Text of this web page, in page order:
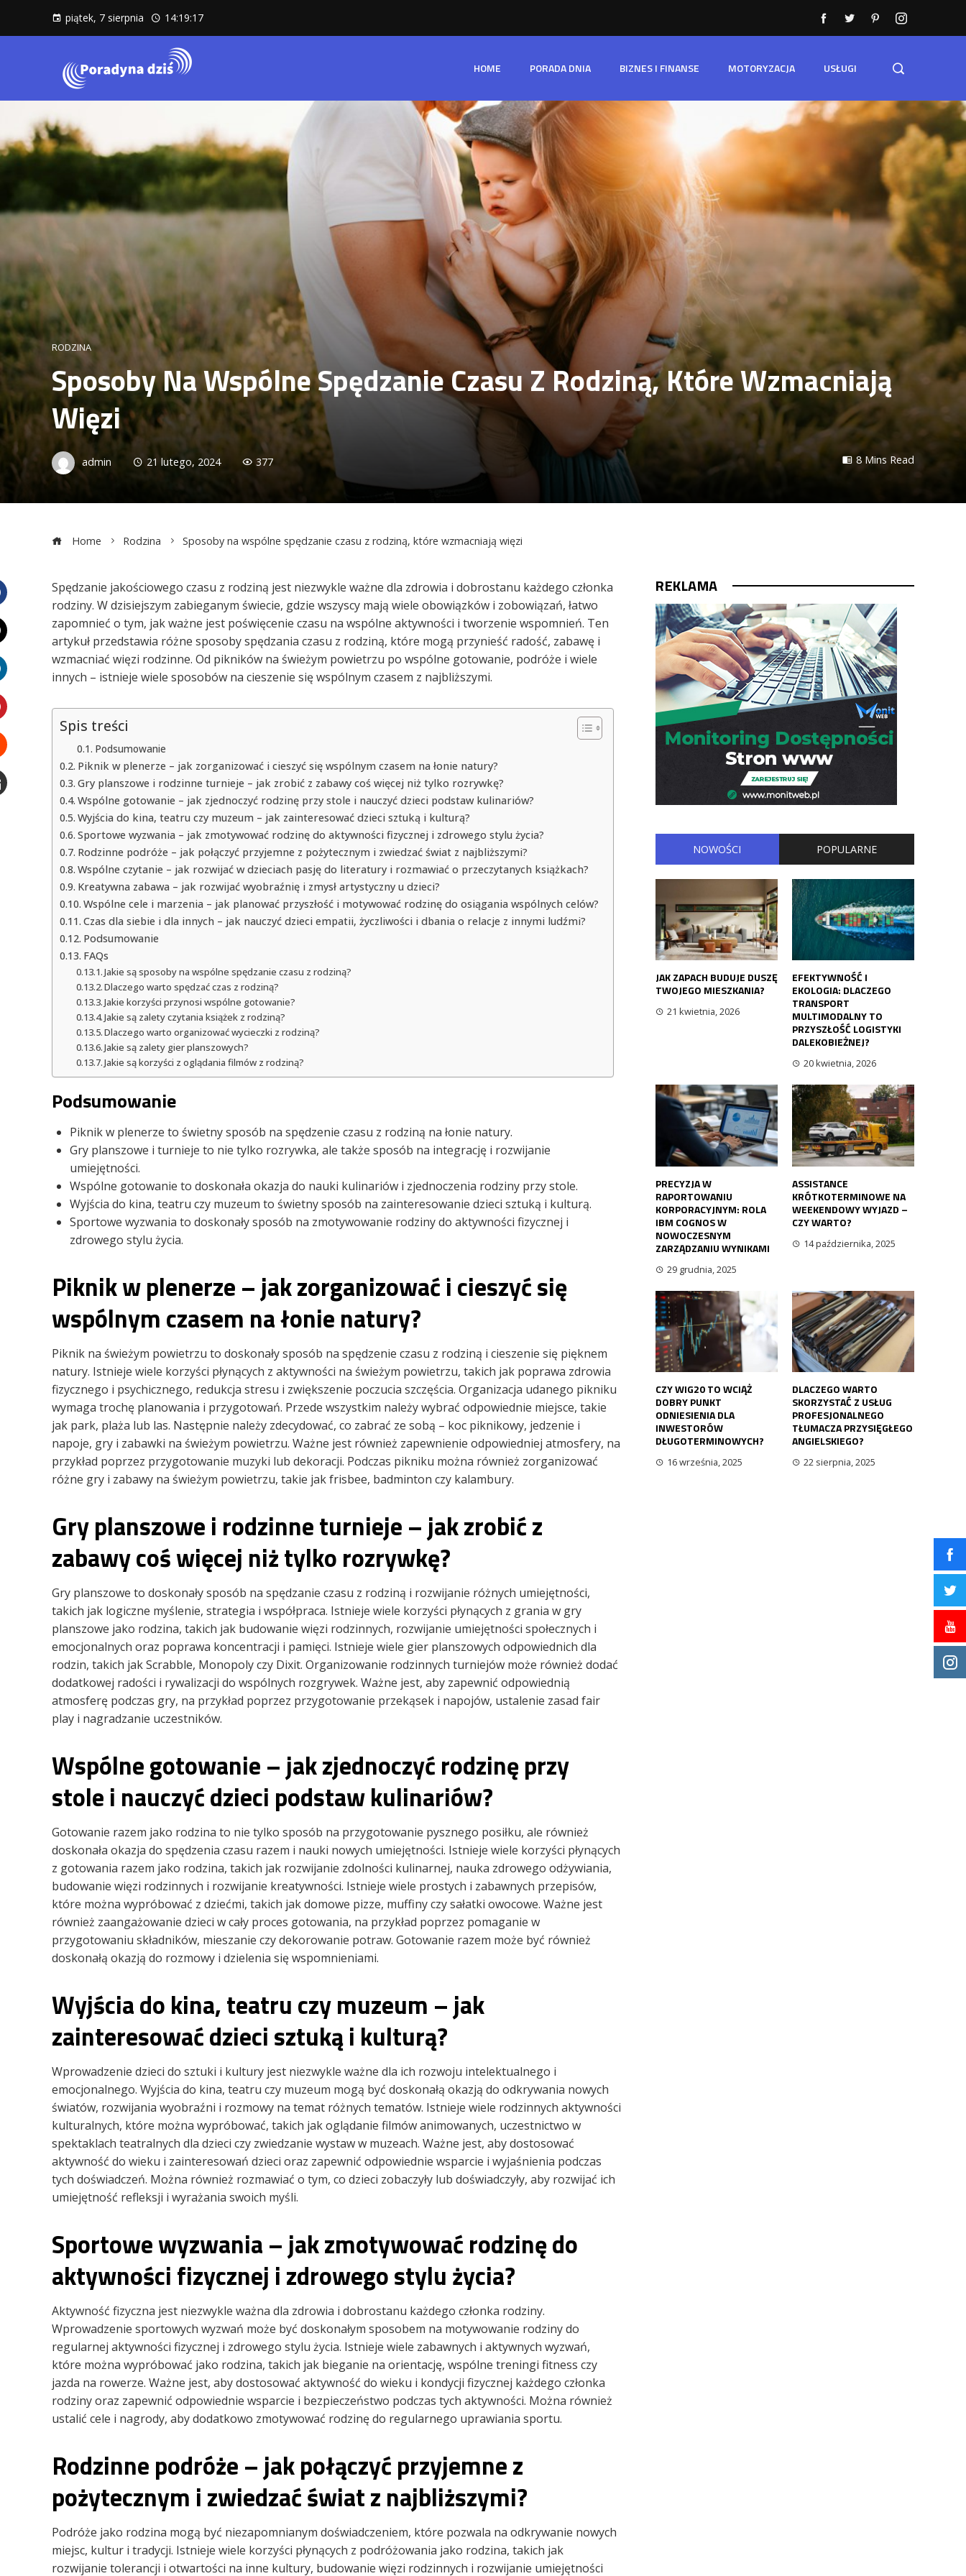
piątek, 7 sierpnia 14:19:19
HOME PORADA DNIA BIZNES I FINANSE MOTORYZACJA USŁUGI
RODZINA
Sposoby Na Wspólne Spędzanie Czasu Z Rodziną, Które Wzmacniają
Więzi
admin 21 lutego, 2024 377 8 Mins Read
Home Rodzina Sposoby na wspólne spędzanie czasu z rodziną, które wzmacniają więzi
Spędzanie jakościowego czasu z rodziną jest niezwykle ważne dla zdrowia i dobrostanu każdego członka
rodziny. W dzisiejszym zabieganym świecie, gdzie wszyscy mają wiele obowiązków i zobowiązań, łatwo
zapomnieć o tym, jak ważne jest poświęcenie czasu na wspólne aktywności i tworzenie wspomnień. Ten
artykuł przedstawia różne sposoby spędzania czasu z rodziną, które mogą przynieść radość, zabawę i
wzmacniać więzi rodzinne. Od pikników na świeżym powietrzu po wspólne gotowanie, podróże i wiele
innych – istnieje wiele sposobów na cieszenie się wspólnym czasem z najbliższymi.
Spis treści
Podsumowanie
Piknik w plenerze – jak zorganizować i cieszyć się wspólnym czasem na łonie natury?
Gry planszowe i rodzinne turnieje – jak zrobić z zabawy coś więcej niż tylko rozrywkę?
Wspólne gotowanie – jak zjednoczyć rodzinę przy stole i nauczyć dzieci podstaw kulinariów?
Wyjścia do kina, teatru czy muzeum – jak zainteresować dzieci sztuką i kulturą?
Sportowe wyzwania – jak zmotywować rodzinę do aktywności fizycznej i zdrowego stylu życia?
Rodzinne podróże – jak połączyć przyjemne z pożytecznym i zwiedzać świat z najbliższymi?
Wspólne czytanie – jak rozwijać w dzieciach pasję do literatury i rozmawiać o przeczytanych książkach?
Kreatywna zabawa – jak rozwijać wyobraźnię i zmysł artystyczny u dzieci?
Wspólne cele i marzenia – jak planować przyszłość i motywować rodzinę do osiągania wspólnych celów?
Czas dla siebie i dla innych – jak nauczyć dzieci empatii, życzliwości i dbania o relacje z innymi ludźmi?
Podsumowanie
FAQs
Jakie są sposoby na wspólne spędzanie czasu z rodziną?
Dlaczego warto spędzać czas z rodziną?
Jakie korzyści przynosi wspólne gotowanie?
Jakie są zalety czytania książek z rodziną?
Dlaczego warto organizować wycieczki z rodziną?
Jakie są zalety gier planszowych?
Jakie są korzyści z oglądania filmów z rodziną?
Podsumowanie
Piknik w plenerze to świetny sposób na spędzenie czasu z rodziną na łonie natury.
Gry planszowe i turnieje to nie tylko rozrywka, ale także sposób na integrację i rozwijanie
umiejętności.
Wspólne gotowanie to doskonała okazja do nauki kulinariów i zjednoczenia rodziny przy stole.
Wyjścia do kina, teatru czy muzeum to świetny sposób na zainteresowanie dzieci sztuką i kulturą.
Sportowe wyzwania to doskonały sposób na zmotywowanie rodziny do aktywności fizycznej i
zdrowego stylu życia.
Piknik w plenerze – jak zorganizować i cieszyć się
wspólnym czasem na łonie natury?
Piknik na świeżym powietrzu to doskonały sposób na spędzenie czasu z rodziną i cieszenie się pięknem
natury. Istnieje wiele korzyści płynących z aktywności na świeżym powietrzu, takich jak poprawa zdrowia
fizycznego i psychicznego, redukcja stresu i zwiększenie poczucia szczęścia. Organizacja udanego pikniku
wymaga trochę planowania i przygotowań. Przede wszystkim należy wybrać odpowiednie miejsce, takie
jak park, plaża lub las. Następnie należy zdecydować, co zabrać ze sobą – koc piknikowy, jedzenie i
napoje, gry i zabawki na świeżym powietrzu. Ważne jest również zapewnienie odpowiedniej atmosfery, na
przykład poprzez przygotowanie muzyki lub dekoracji. Podczas pikniku można również zorganizować
różne gry i zabawy na świeżym powietrzu, takie jak frisbee, badminton czy kalambury.
Gry planszowe i rodzinne turnieje – jak zrobić z
zabawy coś więcej niż tylko rozrywkę?
Gry planszowe to doskonały sposób na spędzanie czasu z rodziną i rozwijanie różnych umiejętności,
takich jak logiczne myślenie, strategia i współpraca. Istnieje wiele korzyści płynących z grania w gry
planszowe jako rodzina, takich jak budowanie więzi rodzinnych, rozwijanie umiejętności społecznych i
emocjonalnych oraz poprawa koncentracji i pamięci. Istnieje wiele gier planszowych odpowiednich dla
rodzin, takich jak Scrabble, Monopoly czy Dixit. Organizowanie rodzinnych turniejów może również dodać
dodatkowej radości i rywalizacji do wspólnych rozgrywek. Ważne jest, aby zapewnić odpowiednią
atmosferę podczas gry, na przykład poprzez przygotowanie przekąsek i napojów, ustalenie zasad fair
play i nagradzanie uczestników.
Wspólne gotowanie – jak zjednoczyć rodzinę przy
stole i nauczyć dzieci podstaw kulinariów?
Gotowanie razem jako rodzina to nie tylko sposób na przygotowanie pysznego posiłku, ale również
doskonała okazja do spędzenia czasu razem i nauki nowych umiejętności. Istnieje wiele korzyści płynących
z gotowania razem jako rodzina, takich jak rozwijanie zdolności kulinarnej, nauka zdrowego odżywiania,
budowanie więzi rodzinnych i rozwijanie kreatywności. Istnieje wiele prostych i zabawnych przepisów,
które można wypróbować z dziećmi, takich jak domowe pizze, muffiny czy sałatki owocowe. Ważne jest
również zaangażowanie dzieci w cały proces gotowania, na przykład poprzez pomaganie w
przygotowaniu składników, mieszanie czy dekorowanie potraw. Gotowanie razem może być również
doskonałą okazją do rozmowy i dzielenia się wspomnieniami.
Wyjścia do kina, teatru czy muzeum – jak
zainteresować dzieci sztuką i kulturą?
Wprowadzenie dzieci do sztuki i kultury jest niezwykle ważne dla ich rozwoju intelektualnego i
emocjonalnego. Wyjścia do kina, teatru czy muzeum mogą być doskonałą okazją do odkrywania nowych
światów, rozwijania wyobraźni i rozmowy na temat różnych tematów. Istnieje wiele rodzinnych aktywności
kulturalnych, które można wypróbować, takich jak oglądanie filmów animowanych, uczestnictwo w
spektaklach teatralnych dla dzieci czy zwiedzanie wystaw w muzeach. Ważne jest, aby dostosować
aktywność do wieku i zainteresowań dzieci oraz zapewnić odpowiednie wsparcie i wyjaśnienia podczas
tych doświadczeń. Można również rozmawiać o tym, co dzieci zobaczyły lub doświadczyły, aby rozwijać ich
umiejętność refleksji i wyrażania swoich myśli.
Sportowe wyzwania – jak zmotywować rodzinę do
aktywności fizycznej i zdrowego stylu życia?
Aktywność fizyczna jest niezwykle ważna dla zdrowia i dobrostanu każdego członka rodziny.
Wprowadzenie sportowych wyzwań może być doskonałym sposobem na motywowanie rodziny do
regularnej aktywności fizycznej i zdrowego stylu życia. Istnieje wiele zabawnych i aktywnych wyzwań,
które można wypróbować jako rodzina, takich jak bieganie na orientację, wspólne treningi fitness czy
jazda na rowerze. Ważne jest, aby dostosować aktywność do wieku i kondycji fizycznej każdego członka
rodziny oraz zapewnić odpowiednie wsparcie i bezpieczeństwo podczas tych aktywności. Można również
ustalić cele i nagrody, aby dodatkowo zmotywować rodzinę do regularnego uprawiania sportu.
Rodzinne podróże – jak połączyć przyjemne z
pożytecznym i zwiedzać świat z najbliższymi?
Podróże jako rodzina mogą być niezapomnianym doświadczeniem, które pozwala na odkrywanie nowych
miejsc, kultur i tradycji. Istnieje wiele korzyści płynących z podróżowania jako rodzina, takich jak
rozwijanie tolerancji i otwartości na inne kultury, budowanie więzi rodzinnych i rozwijanie umiejętności
REKLAMA
NOWOŚCI POPULARNE
JAK ZAPACH BUDUJE DUSZĘ
TWOJEGO MIESZKANIA?
21 kwietnia, 2026
EFEKTYWNOŚĆ I
EKOLOGIA: DLACZEGO
TRANSPORT
MULTIMODALNY TO
PRZYSZŁOŚĆ LOGISTYKI
DALEKOBIEŻNEJ?
20 kwietnia, 2026
PRECYZJA W
RAPORTOWANIU
KORPORACYJNYM: ROLA
IBM COGNOS W
NOWOCZESNYM
ZARZĄDZANIU WYNIKAMI
29 grudnia, 2025
ASSISTANCE
KRÓTKOTERMINOWE NA
WEEKENDOWY WYJAZD –
CZY WARTO?
14 października, 2025
CZY WIG20 TO WCIĄŻ
DOBRY PUNKT
ODNIESIENIA DLA
INWESTORÓW
DŁUGOTERMINOWYCH?
16 września, 2025
DLACZEGO WARTO
SKORZYSTAĆ Z USŁUG
PROFESJONALNEGO
TŁUMACZA PRZYSIĘGŁEGO
ANGIELSKIEGO?
22 sierpnia, 2025